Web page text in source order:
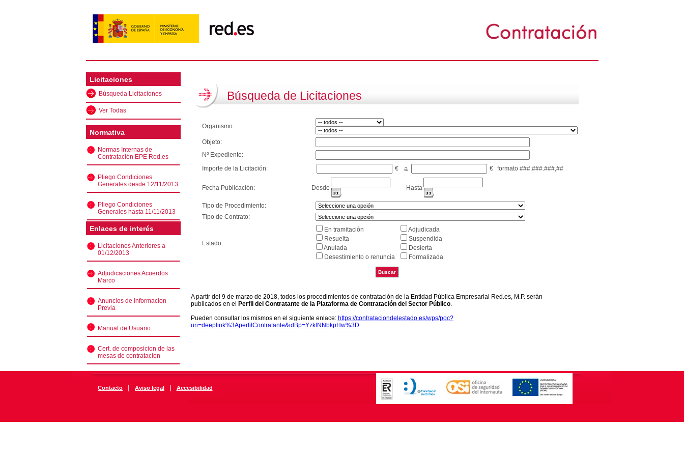
Licitaciones
Búsqueda Licitaciones
Ver Todas
Normativa
Normas Internas de
Contratación EPE Red.es
Pliego Condiciones
Generales desde 12/11/2013
Pliego Condiciones
Generales hasta 11/11/2013
Enlaces de interés
Licitaciones Anteriores a
01/12/2013
Adjudicaciones Acuerdos
Marco
Anuncios de Informacion
Previa
Manual de Usuario
Cert. de composicion de las
mesas de contratacion
Búsqueda de Licitaciones
Organismo:
Objeto:
Nº Expediente:
Importe de la Licitación:
€ a € formato ###.###.###,##
Fecha Publicación: Desde Hasta
Tipo de Procedimiento:
Tipo de Contrato:
Estado:
En tramitación
Adjudicada
Resuelta
Suspendida
Anulada
Desierta
Desestimiento o renuncia
Formalizada
A partir del 9 de marzo de 2018, todos los procedimientos de contratación de la Entidad Pública Empresarial Red.es, M.P. serán
publicados en el
Perfil del Contratante de la Plataforma de Contratación del Sector Público.
Pueden consultar los mismos en el siguiente enlace: https://contrataciondelestado.es/wps/poc?
uri=deeplink%3AperfilContratante&idBp=YzklNNbkpHw%3D
Contacto | Aviso legal | Accesibilidad